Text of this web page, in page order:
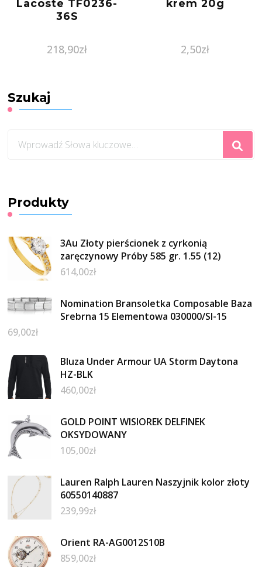
Lacoste TF0236-
36S
218,90zł
krem 20g
2,50zł
Szukaj
czegoś?
Produkty
3Au Złoty pierścionek z cyrkonią
zaręczynowy Próby 585 gr. 1.55 (12)
614,00zł
Nomination Bransoletka Composable Baza
Srebrna 15 Elementowa 030000/SI-15
69,00zł
Bluza Under Armour UA Storm Daytona
HZ-BLK
460,00zł
GOLD POINT WISIOREK DELFINEK
OKSYDOWANY
105,00zł
Lauren Ralph Lauren Naszyjnik kolor złoty
60550140887
239,99zł
Orient RA-AG0012S10B
859,00zł